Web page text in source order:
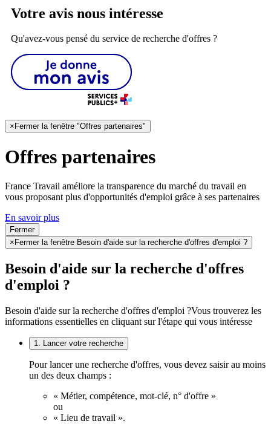
Votre avis nous intéresse
Qu'avez-vous pensé du service de recherche d'offres ?
× Fermer la fenêtre "Offres partenaires"
Offres partenaires
France Travail améliore la transparence du marché du travail en
vous proposant plus d'opportunités d'emploi grâce à ses partenaires
En savoir plus
Fermer
× Fermer la fenêtre Besoin d'aide sur la recherche d'offres d'emploi ?
Besoin d'aide sur la recherche d'offres
d'emploi ?
Besoin d'aide sur la recherche d'offres d'emploi ?Vous trouverez les
informations essentielles en cliquant sur l'étape qui vous intéresse
1. Lancer votre recherche
Pour lancer une recherche d'offres, vous devez saisir au moins
un des deux champs :
« Métier, compétence, mot-clé, n° d'offre »
ou
« Lieu de travail ».